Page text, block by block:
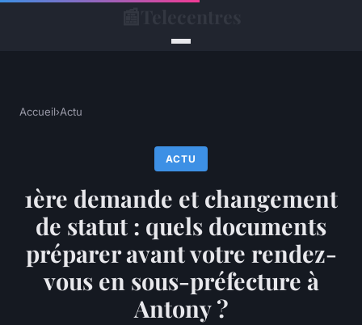
Accueil›Actu
ACTU
1ère demande et changement
de statut : quels documents
préparer avant votre rendez-
vous en sous-préfecture à
Antony ?